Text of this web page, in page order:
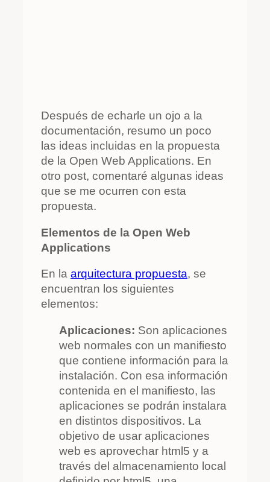
Después de echarle un ojo a la
documentación, resumo un poco
las ideas incluidas en la propuesta
de la Open Web Applications. En
otro post, comentaré algunas ideas
que se me ocurren con esta
propuesta.
Elementos de la Open Web
Applications
En la arquitectura propuesta, se
encuentran los siguientes
elementos:
Aplicaciones: Son aplicaciones
web normales con un manifiesto
que contiene información para la
instalación. Con esa información
contenida en el manifiesto, las
aplicaciones se podrán instalara
en distintos dispositivos. La
objetivo de usar aplicaciones
web es aprovechar html5 y a
través del almacenamiento local